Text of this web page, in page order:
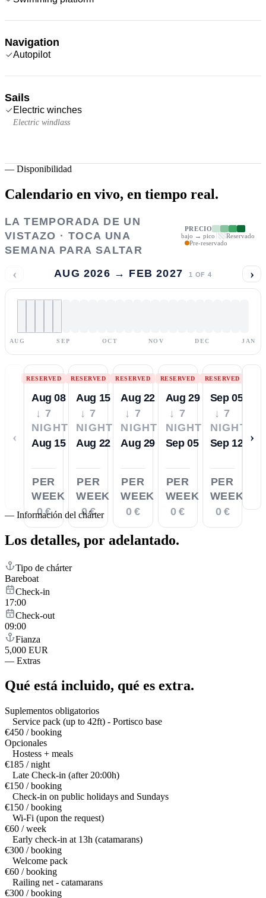
Navigation
Autopilot
Sails
Electric winches
Electric windlass
— Disponibilidad
Calendario en vivo, en tiempo real.
LA TEMPORADA DE UN
VISTAZO · TOCA UNA
SEMANA PARA SALTAR
PRECIO
bajo → pico
Reservado
Pre-reservado
‹ AUG 2026 → FEB 2027 1 OF 4 ›
AUG SEP OCT NOV DEC JAN
‹
RESERVED
Aug 08
↓ 7
NIGHTS
Aug 15
PER
WEEK
0 €
RESERVED
Aug 15
↓ 7
NIGHTS
Aug 22
PER
WEEK
0 €
RESERVED
Aug 22
↓ 7
NIGHTS
Aug 29
PER
WEEK
0 €
RESERVED
Aug 29
↓ 7
NIGHTS
Sep 05
PER
WEEK
0 €
RESERVED
Sep 05
↓ 7
NIGHTS
Sep 12
PER
WEEK
0 €
›
— Información del chárter
Los detalles, por adelantado.
Tipo de chárter
Bareboat
Check-in
17:00
Check-out
09:00
Fianza
5,000 EUR
— Extras
Qué está incluido, qué es extra.
Suplementos obligatorios
Service pack (up to 42ft) - Portisco base
€450 / booking
Opcionales
Hostess + meals
€185 / night
Late Check-in (after 20:00h)
€150 / booking
Check-in on public holidays and Sundays
€150 / booking
Wi-Fi (upon the request)
€60 / week
Early check-in at 13h (catamarans)
€300 / booking
Welcome pack
€60 / booking
Railing net - catamarans
€300 / booking